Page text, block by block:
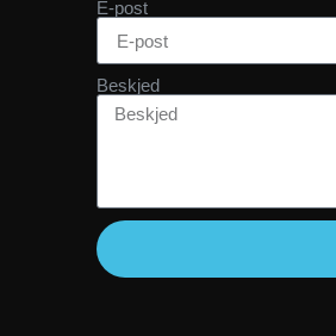
E-post
Beskjed